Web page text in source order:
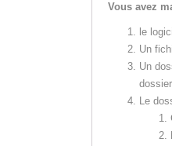
Vous avez
le
Un
Un
Le